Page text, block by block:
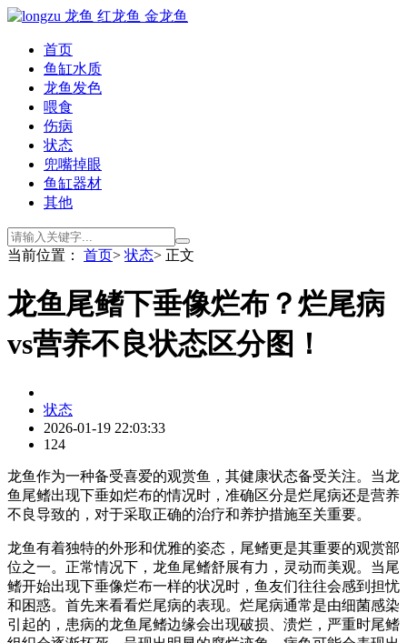
首页
鱼缸水质
龙鱼发色
喂食
伤病
状态
兜嘴掉眼
鱼缸器材
其他
当前位置： 首页> 状态> 正文
龙鱼尾鳍下垂像烂布？烂尾病
vs营养不良状态区分图！
状态
2026-01-19 22:03:33
124
龙鱼作为一种备受喜爱的观赏鱼，其健康状态备受关注。当龙
鱼尾鳍出现下垂如烂布的情况时，准确区分是烂尾病还是营养
不良导致的，对于采取正确的治疗和养护措施至关重要。
龙鱼有着独特的外形和优雅的姿态，尾鳍更是其重要的观赏部
位之一。正常情况下，龙鱼尾鳍舒展有力，灵动而美观。当尾
鳍开始出现下垂像烂布一样的状况时，鱼友们往往会感到担忧
和困惑。首先来看看烂尾病的表现。烂尾病通常是由细菌感染
引起的，患病的龙鱼尾鳍边缘会出现破损、溃烂，严重时尾鳍